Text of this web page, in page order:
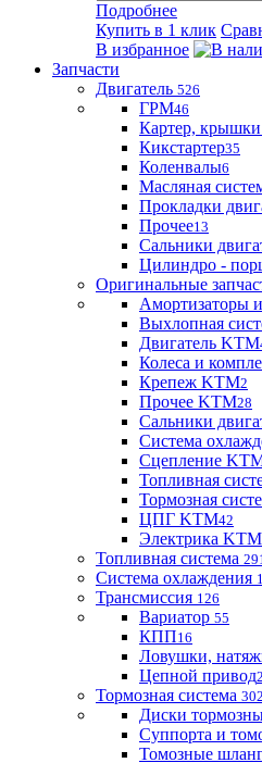
Подробнее
Купить в 1 клик
В избранное
Запчасти
Двигатель 526
ГРМ46
Картер, крышки
Кикстартер35
Коленвалы6
Масляная
Прокладки
Прочее13
Сальники
Цилиндро -
Оригинальные
Амортизаторы
Выхлопная
Двигатель KTM
Колеса и
Крепеж KTM2
Прочее KTM28
Сальники
Система
Сцепление
Топливная
Тормозная
ЦПГ KTM42
Электрика KTM
Топливная система
Система охлаждения
Трансмиссия 126
Вариатор 55
КПП16
Ловушки,
Цепной привод
Тормозная система 302
Диски
Суппорта и
Томозные